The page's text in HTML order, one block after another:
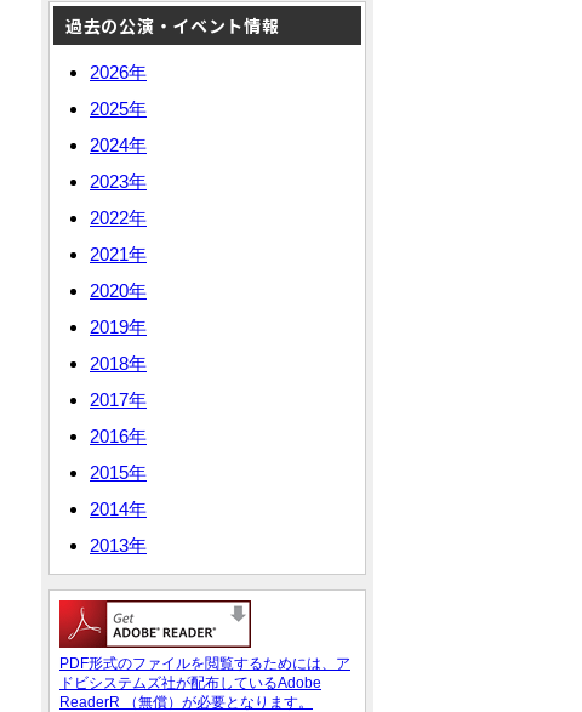
過去の公演・イベント情報
2026年
2025年
2024年
2023年
2022年
2021年
2020年
2019年
2018年
2017年
2016年
2015年
2014年
2013年
PDF形式のファイルを閲覧するためには、ア
ドビシステムズ社が配布しているAdobe
ReaderR （無償）が必要となります。